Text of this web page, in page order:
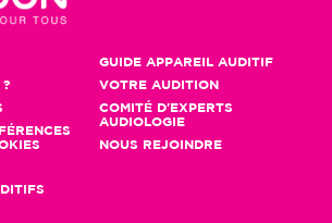
?
GUIDE APPAREIL AUDITIF
VOTRE AUDITION
COMITÉ D'EXPERTS
AUDIOLOGIE
NOUS REJOINDRE